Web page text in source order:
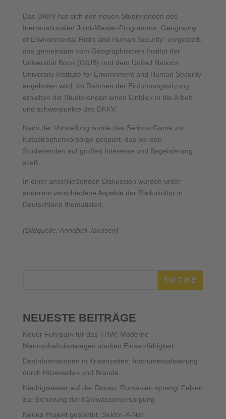
Das DKKV hat sich den neuen Studierenden des
Inertenationalen Joint-Master-Programms „Geography
of Environmental Risks and Human Security“ vorgestellt,
das gemeinsam vom Geographischen Institut der
Universität Bonn (GIUB) und dem United Nations
University Institute for Environment and Human Security
angeboten wird. Im Rahmen der Einführungssitzung
erhielten die Studierenden einen Einblick in die Arbeit
und schwerpunkte des DKKV.
Nach der Vorstellung wurde das Serious Game zur
Katastrophenvorsorge gespielt, das bei den
Studierenden auf großes Interesse und Begeisterung
stieß.
In einer anschließenden Diskussion wurden unter
anderem verschiedene Aspekte der Risikokultur in
Deutschland thematisiert.
(Bildquelle: Annabell Janssen)
SUCHE
NEUESTE BEITRÄGE
Neuer Fuhrpark für das THW: Moderne
Mannschaftslastwagen stärken Einsatzfähigkeit
DesInformationen in Krisenzeiten: Instrumentalisierung
durch Hitzewellen und Brände
Niedrigwasser auf der Donau: Rumänien sprengt Felsen
zur Sicherung der Kühlwasserversorgung
Neues Projekt gestartet: Sektor-X-Net